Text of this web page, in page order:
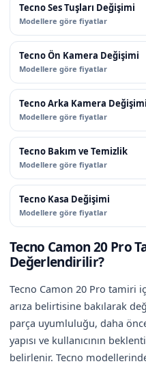
Tecno Ses Tuşları Değişimi
Modellere göre fiyatlar
Tecno Ön Kamera Değişimi
Modellere göre fiyatlar
Tecno Arka Kamera Değişimi
Modellere göre fiyatlar
Tecno Bakım ve Temizlik
Modellere göre fiyatlar
Tecno Kasa Değişimi
Modellere göre fiyatlar
Tecno Camon 20 Pro
Değerlendirilir?
Tecno Camon 20 Pro tamiri
arıza belirtisine bakılarak
parça uyumluluğu, daha
yapısı ve kullanıcının
belirlenir. Tecno